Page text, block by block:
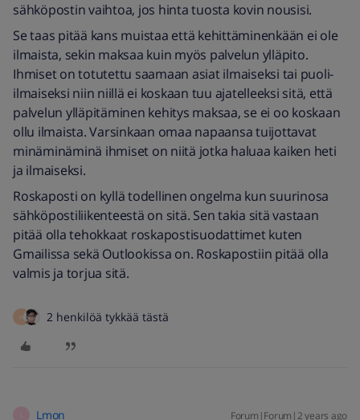
sähköpostin vaihtoa, jos hinta tuosta kovin nousisi.
Se taas pitää kans muistaa että kehittäminenkään ei ole
ilmaista, sekin maksaa kuin myös palvelun ylläpito.
Ihmiset on totutettu saamaan asiat ilmaiseksi tai puoli-
ilmaiseksi niin niillä ei koskaan tuu ajatelleeksi sitä, että
palvelun ylläpitäminen kehitys maksaa, se ei oo koskaan
ollu ilmaista. Varsinkaan omaa napaansa tuijottavat
minäminäminä ihmiset on niitä jotka haluaa kaiken heti
ja ilmaiseksi.
Roskaposti on kyllä todellinen ongelma kun suurinosa
sähköpostiliikenteestä on sitä. Sen takia sitä vastaan
pitää olla tehokkaat roskapostisuodattimet kuten
Gmailissa sekä Outlookissa on. Roskapostiin pitää olla
valmis ja torjua sitä.
H 2 henkilöä tykkää tästä
Lmon Forum|Forum|2 years ago